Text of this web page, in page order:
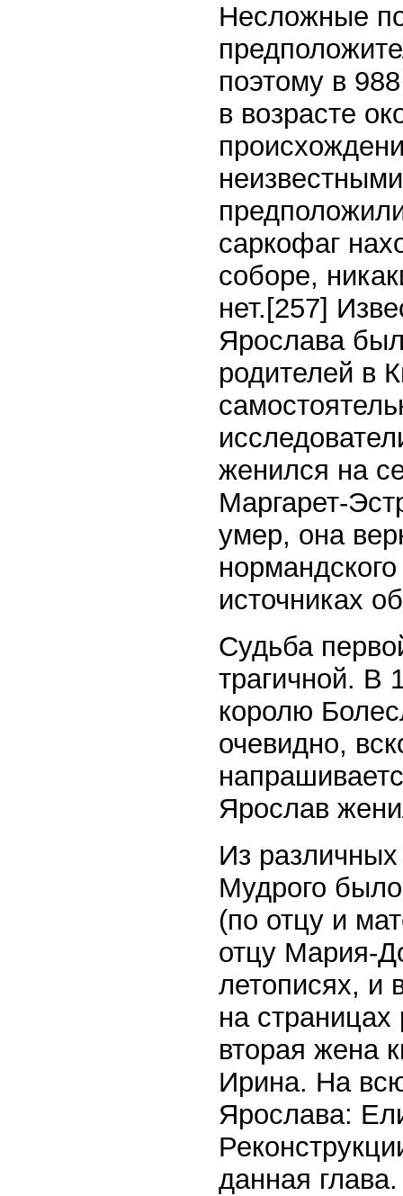
Несложные
поэтому в
в возрасте
саркофаг
соборе,
нет. [257]
Ярослава
родителей в
женился на
Маргарет-
умер, она
источниках
Судьба
трагичной. В
королю
очевидно,
Ярослав
Из различных
Мудрого
(по отцу и
отцу Мария-
летописях, и
на
вторая жена
Ирина. На
Ярослава:
данная глава.